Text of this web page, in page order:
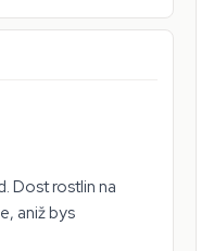
Dost rostlin na
aniž bys